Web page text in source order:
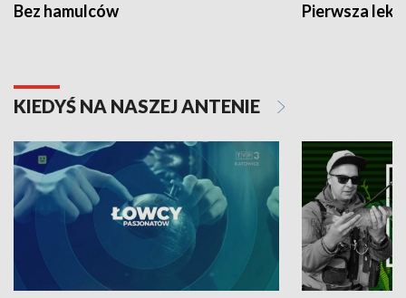
Bez hamulców Pierwsza
KIEDYŚ NA NASZEJ ANTENIE